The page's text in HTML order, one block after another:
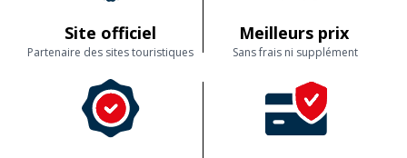
Site officiel
Partenaire des sites touristiques
Meilleurs prix
Sans frais ni supplément